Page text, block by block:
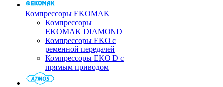
Компрессоры EKOMAK
Компрессоры
EKOMAK DIAMOND
Компрессоры EKO c
ременной передачей
Компрессоры EKO D с
прямым приводом